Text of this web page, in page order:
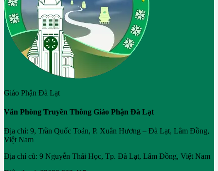
Giáo Phận Đà Lạt
Văn Phòng Truyền Thông Giáo Phận Đà Lạt
Địa chỉ: 9, Trần Quốc Toản, P. Xuân Hương – Đà Lạt, Lâm Đồng,
Việt Nam
Địa chỉ cũ: 9 Nguyễn Thái Học, Tp. Đà Lạt, Lâm Đồng, Việt Nam